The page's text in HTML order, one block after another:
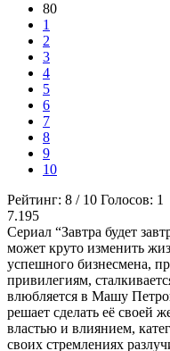
80
1
2
3
4
5
6
7
8
9
10
Рейтинг: 8 / 10 Голосов: 1
7.195
Сериал “Завтра будет
может круто изменить
успешного бизнесмена,
привилегиям,
влюбляется в Машу
решает сделать её своей
властью и влиянием,
своих стремлениях